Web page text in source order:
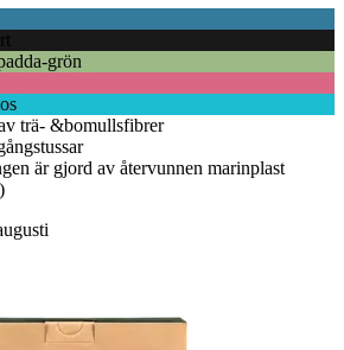
grön
trä- &bomullsfibrer
är gjord av återvunnen marinplast